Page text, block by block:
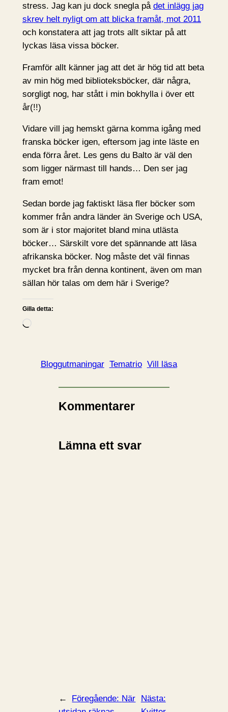
stress. Jag kan ju dock snegla på det inlägg jag
skrev helt nyligt om att blicka framåt, mot 2011
och konstatera att jag trots allt siktar på att
lyckas läsa vissa böcker.
Framför allt känner jag att det är hög tid att beta
av min hög med biblioteksböcker, där några,
sorgligt nog, har stått i min bokhylla i över ett
år(!!)
Vidare vill jag hemskt gärna komma igång med
franska böcker igen, eftersom jag inte läste en
enda förra året. Les gens du Balto är väl den
som ligger närmast till hands… Den ser jag
fram emot!
Sedan borde jag faktiskt läsa fler böcker som
kommer från andra länder än Sverige och USA,
som är i stor majoritet bland mina utlästa
böcker… Särskilt vore det spännande att läsa
afrikanska böcker. Nog måste det väl finnas
mycket bra från denna kontinent, även om man
sällan hör talas om dem här i Sverige?
Gilla detta:
L
Bloggutmaningar Tematrio Vill läsa
Kommentarer
Lämna ett svar
← Föregående: När
Nästa: